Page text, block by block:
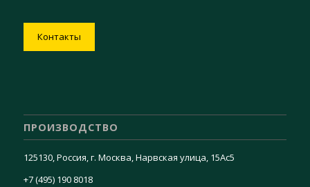
Контакты
ПРОИЗВОДСТВО
125130, Россия, г. Москва, Нарвская улица, 15Ас5
+7 (495) 190 8018